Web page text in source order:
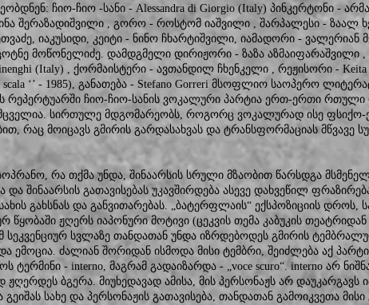
ჩიო-ჩიო -სანი - Alessandra di Giorgio (Italy) პინკერტონი -
შერაზადიშვილი , გორო - როსტომ იაშვილი , შარპალესი - ზაალ
იაკუსიდი, კეიტი - ნინო ჩხარტიშვილი, იამადორი - ვალერიან
მოწონელიძე. დამდგმელი დირიჟორი - ზაზა აზმაიფარაშვილი
(Italy) , ქორმაისტერი - ავთანდილ ჩხენკელი , რეჟისორი - Keita
scala ‘’ - 1985), განათება - Stefano Gorreri მსოფლიო საოპერო
რეპერტუარში ჩიო-ჩიო-სანის ვოკალური პარტია ერთ-ერთი რთული
სირთულე მდგომარეობს, როგორც ვოკალურად ისე ფსიქო-
რაც მოიცავს გმირის გარდასახვას და ტრანსფორმაციას მწვავე
რა თქმა უნდა, შინაარსის სრული მზაობით წარსდგა
და შინაარსის გათავისებას უკავშირდება ასევე დახვეწილ
გახსნას და განვითარებას. „ბატერფლაის“ ექსპოზიციის დროს,
წყობაში ჟღერს იაპონური მოტივი (ცეკვის თემა კაბუკის
სეკვენციურ სვლაზე თანდათან უნდა იზრდებოდეს გმირის
ემოცია. ძალიან შორიდან ისმოდა მისი ტემბრი, შეიძლება აქ
ტერმინი - interno, მაგრამ გადაიზარდა - „voce scuro“. interno არ
ბგერა. მიუხედავად ამისა, მის პერსონაჟს არ დაუკარგავს
სახე და პერსონაჟის გათავისება, თანდათან გამოიკვეთა მისი